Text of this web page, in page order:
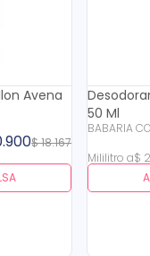
Avena
$18.167
.900
50 Ml
BABARIA
Mililitro a$